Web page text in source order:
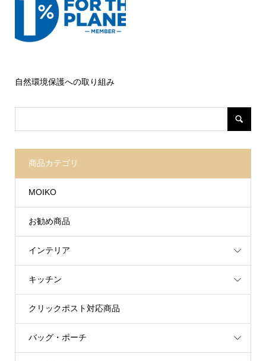
自然環境保護への取り組み
商品カテゴリ
MOIKO
お勧め商品
インテリア
キッチン
クリックポスト対応商品
バッグ・ポーチ